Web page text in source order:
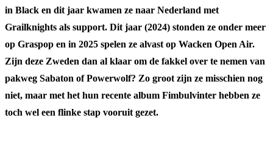
in Black en dit jaar kwamen ze naar Nederland met
Grailknights als support. Dit jaar (2024) stonden ze onder meer
op Graspop en in 2025 spelen ze alvast op Wacken Open Air.
Zijn deze Zweden dan al klaar om de fakkel over te nemen van
pakweg Sabaton of Powerwolf? Zo groot zijn ze misschien nog
niet, maar met het hun recente album Fimbulvinter hebben ze
toch wel een flinke stap vooruit gezet.